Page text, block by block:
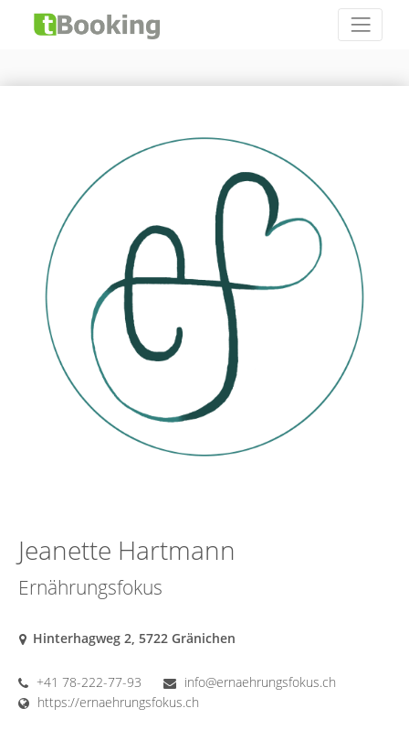
Jeanette Hartmann
Ernährungsfokus
Hinterhagweg 2, 5722 Gränichen
+41 78-222-77-93
info@ernaehrungsfokus.ch
https://ernaehrungsfokus.ch